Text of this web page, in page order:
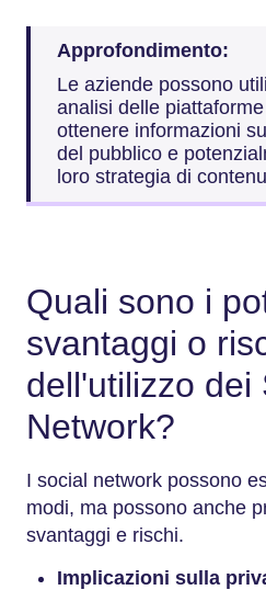
Approfondimento:
Le aziende possono
analisi delle
ottenere informazioni
del pubblico e
loro strategia di
Quali sono i
svantaggi o
dell'utilizzo dei
Network?
I social network possono
modi, ma possono anche
svantaggi e rischi.
Implicazioni sulla